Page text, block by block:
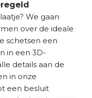
We gaan
over de ideale
schetsen een
in een 3D-
details aan de
in onze
een besluit